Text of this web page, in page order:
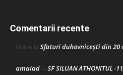
Comentarii recente
Doina la Sfaturi duhovnicești din 20
amalad la SF SILUAN ATHONITUL -